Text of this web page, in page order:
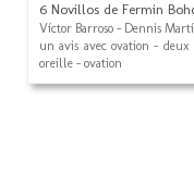
6 Novillos de Fermin
Víctor Barroso - Dennis
un avis avec ovation -
oreille - ovation